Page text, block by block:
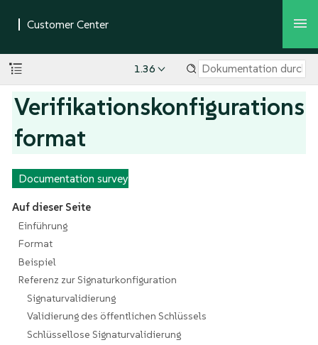
1.36
Verifikationskonfigurations
format
Documentation survey
Auf dieser Seite
Einführung
Format
Beispiel
Referenz zur Signaturkonfiguration
Signaturvalidierung
Validierung des öffentlichen Schlüssels
Schlüssellose Signaturvalidierung